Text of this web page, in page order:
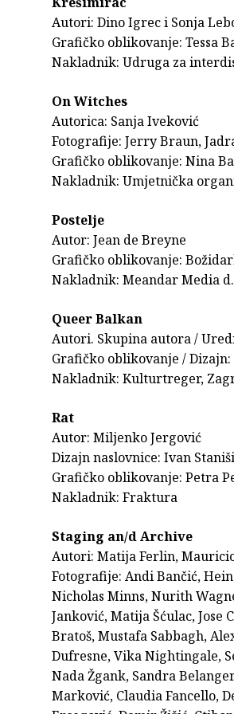
Autori: Dino Igrec i Sonja
Grafičko oblikovanje: Tessa
Nakladnik: Udruga za
On Witches
Autorica: Sanja Iveković
Fotografije: Jerry Braun,
Grafičko oblikovanje: Nina
Nakladnik: Umjetnička
Postelje
Autor: Jean de Breyne
Grafičko oblikovanje:
Nakladnik: Meandar Media
Queer Balkan
Autori. Skupina autora /
Grafičko oblikovanje /
Nakladnik: Kulturtreger,
Rat
Autor: Miljenko Jergović
Dizajn naslovnice: Ivan
Grafičko oblikovanje: Petra
Nakladnik: Fraktura
Staging an/d Archive
Autori: Matija Ferlin,
Fotografije: Andi Bančić,
Nicholas Minns, Nurith
Janković, Matija Šćulac, Jose
Bratoš, Mustafa Sabbagh,
Dufresne, Vika Nightingale,
Nada Žgank, Sandra
Marković, Claudia Fancello,